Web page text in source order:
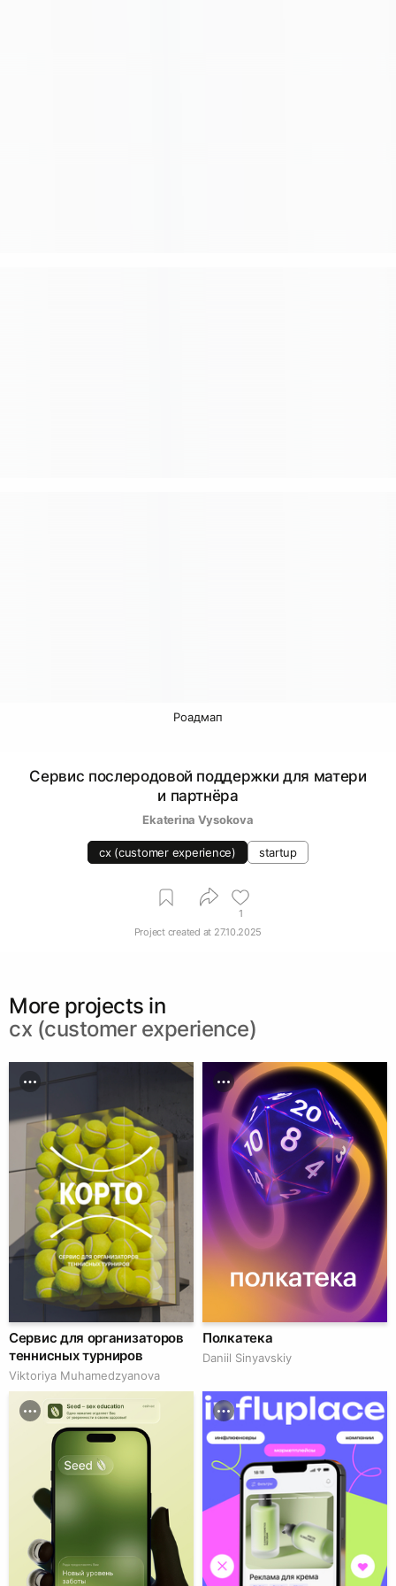
Роадмап
Сервис послеродовой поддержки для матери
и партнёра
Ekaterina Vysokova
cx (customer experience) startup
1
Project created at 27.10.2025
More projects in
cx (customer experience)
Сервис для организаторов
теннисных турниров
Viktoriya Muhamedzyanova
Полкатека
Daniil Sinyavskiy